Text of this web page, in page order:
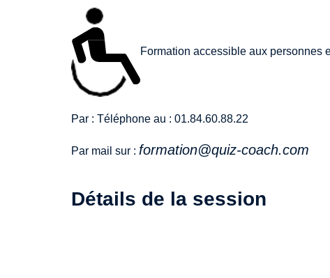
Formation accessible aux personnes
Par : Téléphone au : 01.84.60.88.22
Par mail sur : formation@quiz-coach.com
Détails de la session